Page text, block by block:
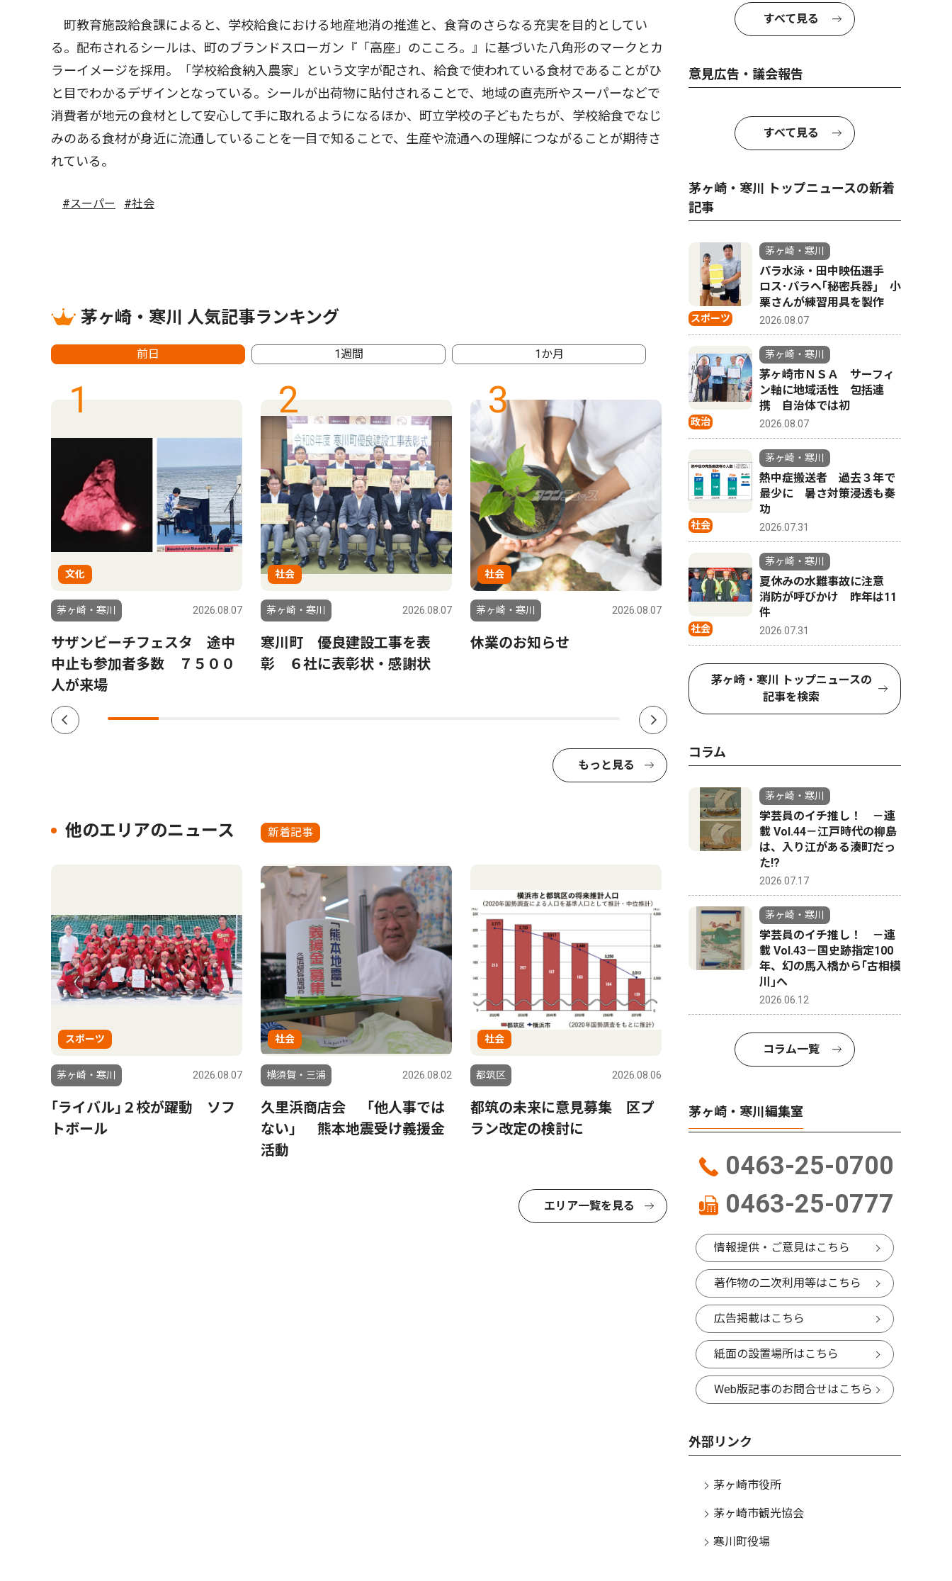
町教育施設給食課によると、学校給食における地産地消の推進と、食育のさらなる充実を目的としてい
る。配布されるシールは、町のブランドスローガン『「高座」のこころ。』に基づいた八角形のマークとカ
ラーイメージを採用。「学校給食納入農家」という文字が配され、給食で使われている食材であることがひ
と目でわかるデザインとなっている。シールが出荷物に貼付されることで、地域の直売所やスーパーなどで
消費者が地元の食材として安心して手に取れるようになるほか、町立学校の子どもたちが、学校給食でなじ
みのある食材が身近に流通していることを一目で知ることで、生産や流通への理解につながることが期待さ
れている。
#スーパー #社会
茅ヶ崎・寒川 人気記事ランキング
前日 1週間 1か月
1
文化
茅ヶ崎・寒川 2026.08.07
サザンビーチフェスタ 途中
中止も参加者多数 ７５００
人が来場
2
社会
茅ヶ崎・寒川 2026.08.07
寒川町 優良建設工事を表
彰 ６社に表彰状・感謝状
3
社会
茅ヶ崎・寒川 2026.08.07
休業のお知らせ
4
文化
８月８日は菱沼八王子神社へ
茅ヶ崎
道模型
もっと見る
他のエリアのニュース 新着記事
スポーツ
茅ヶ崎・寒川 2026.08.07
｢ライバル｣２校が躍動 ソフ
トボール
社会
横須賀・三浦 2026.08.02
久里浜商店会 「他人事では
ない」 熊本地震受け義援金
活動
社会
都筑区 2026.08.06
都筑の未来に意見募集 区プ
ラン改定の検討に
エリア一覧を見る
すべて見る
意見広告・議会報告
すべて見る
茅ヶ崎・寒川 トップニュースの新着
記事
スポーツ
茅ヶ崎・寒川
パラ水泳・田中映伍選手
ロス･パラへ｢秘密兵器｣ 小
栗さんが練習用具を製作
2026.08.07
政治
茅ヶ崎・寒川
茅ヶ崎市ＮＳＡ サーフィ
ン軸に地域活性 包括連
携 自治体では初
2026.08.07
社会
茅ヶ崎・寒川
熱中症搬送者 過去３年で
最少に 暑さ対策浸透も奏
功
2026.07.31
社会
茅ヶ崎・寒川
夏休みの水難事故に注意
消防が呼びかけ 昨年は11
件
2026.07.31
茅ヶ崎・寒川 トップニュースの
記事を検索
コラム
茅ヶ崎・寒川
学芸員のイチ推し！ －連
載 Vol.44－江戸時代の柳島
は、入り江がある湊町だっ
た!?
2026.07.17
茅ヶ崎・寒川
学芸員のイチ推し！ －連
載 Vol.43－国史跡指定100
年、幻の馬入橋から｢古相模
川｣へ
2026.06.12
コラム一覧
茅ヶ崎・寒川編集室
0463-25-0700
0463-25-0777
情報提供・ご意見はこちら
著作物の二次利用等はこちら
広告掲載はこちら
紙面の設置場所はこちら
Web版記事のお問合せはこちら
外部リンク
茅ヶ崎市役所
茅ヶ崎市観光協会
寒川町役場